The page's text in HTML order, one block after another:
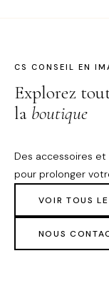
CS CONSEIL EN
Explorez
la boutique
Des accessoires
pour prolonger
VOIR TOUS
NOUS